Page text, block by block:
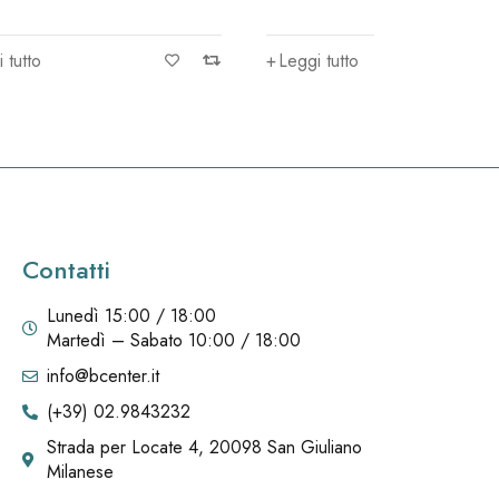
Leggi tutto
Contatti
Lunedì 15:00 / 18:00
Martedì – Sabato 10:00 / 18:00
info@bcenter.it
(+39) 02.9843232
Strada per Locate 4, 20098 San Giuliano
Milanese